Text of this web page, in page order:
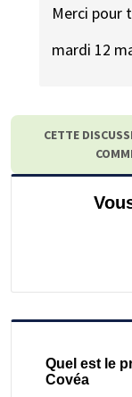
Merci pour
mardi 12
CETTE
Quel est le
Covéa